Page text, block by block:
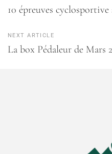
10 épreuves cyclosportive
NEXT ARTICLE
La box Pédaleur de Mars